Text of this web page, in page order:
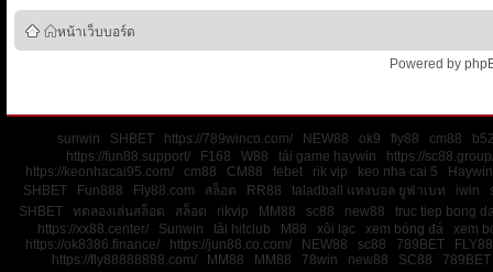
หน้าเว็บบอร์ด
Powered by
sunwin SHBET https://789winco.com/ NEW88 ok9 fly88 cm88
https://fun88.support/
F168 W88 tải game haywin
https://
https://keonhacai95.com/
cm88 CM88 febet rik vip keo nha cai 5
Haywin
SHBET
Fun888 Fly88.com สล็อต RR88 taladball แทงบอล ยูฟ่าเบท iwin
SHBET
ทดลองเล่นสล็อต สล็อต rikvip MM88 sc88 new88
truc tiep bong
https://xx88.center/
Sunwin tải hitclub M88 xôi lạc xem bóng đá
xem
https://ok8386.finance/
https://jun88.co.com/ NEW88 sc88 789BET
FLY88
https://fly88888888.com/
MM88 MM88 78win new88 SC88
789BET